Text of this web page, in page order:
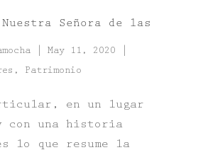
Señora de las
| May 11, 2020
, Patrimonio
en un lugar
con una historia
lo que resume la